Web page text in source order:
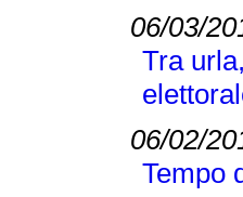
06/03/
Tra
06/02/
Tempo